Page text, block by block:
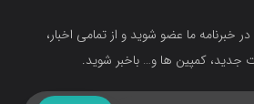
خبرنامه ما عضو شوید و از تمامی اخبار،
کمپین ها و… باخبر شوید.